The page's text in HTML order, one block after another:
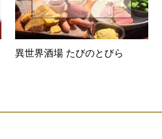
異世界酒場 たびのとびら